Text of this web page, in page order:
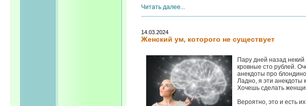
Читать далее...
14.03.2024
Женский ум, которого не существует
Пару дней назад
кровные сто рублей.
анекдоты про
Ладно, я эти анекдоты
Хочешь сделать
Вероятно, это и есть